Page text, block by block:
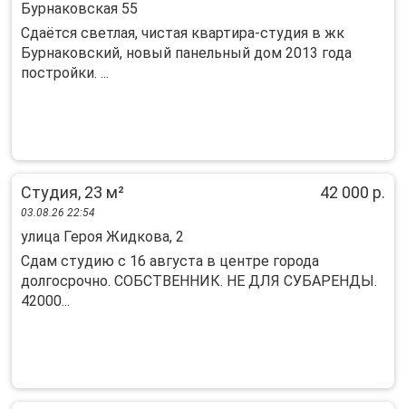
Бурнаковская 55
Сдаётся светлая, чистая квартира-студия в жк
Бурнаковский, новый панельный дом 2013 года
постройки. ...
Студия, 23 м² 42 000 р.
03.08.26 22:54
улица Героя Жидкова, 2
Сдам студию с 16 августа в центре города
долгосрочно. СОБСТВЕННИК. НЕ ДЛЯ СУБАРЕНДЫ.
42000...